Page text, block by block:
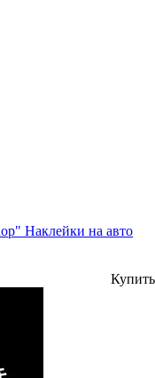
Наклейки на авто
Купить